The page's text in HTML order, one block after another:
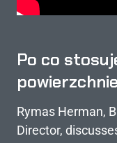
Po co
Rymas Herman,
Director,